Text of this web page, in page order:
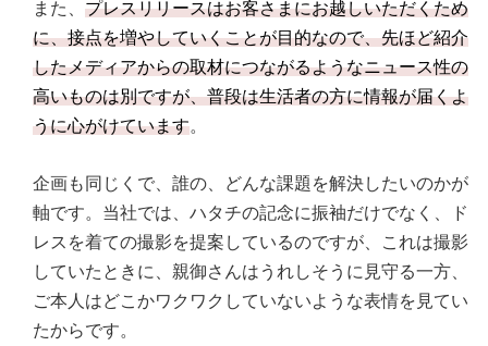
また、 プレスリリースはお客さまにお越しいただくため
に、接点を増やしていくことが目的なので、先ほど紹介
したメディアからの取材につながるようなニュース性の
高いものは別ですが、普段は生活者の方に情報が届くよ
うに心がけています。
企画も同じくで、誰の、どんな課題を解決したいのかが
軸です。当社では、ハタチの記念に振袖だけでなく、ド
レスを着ての撮影を提案しているのですが、これは撮影
していたときに、親御さんはうれしそうに見守る一方、
ご本人はどこかワクワクしていないような表情を見てい
たからです。